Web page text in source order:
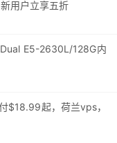
用户立享五折
E5-2630L/128G内
$18.99起，荷兰vps，